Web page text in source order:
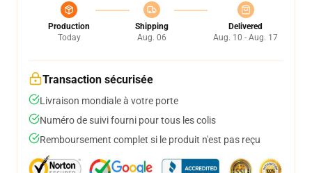
Production
Today
Shipping
Aug. 06
Delivered
Aug. 10 - Aug. 17
Transaction sécurisée
Livraison mondiale à votre porte
Numéro de suivi fourni pour tous les colis
Remboursement complet si le produit n'est pas reçu